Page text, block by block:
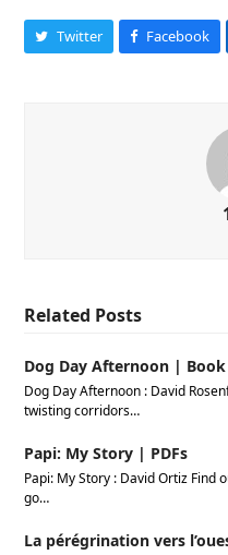
Twitter Facebook
Related Posts
Dog Day Afternoon |
Dog Day Afternoon : David
twisting corridors…
Papi: My Story | PDFs
Papi: My Story : David Ortiz Find
go…
La pérégrination vers